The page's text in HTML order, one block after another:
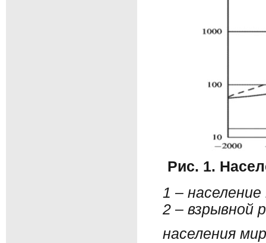
Рис. 1.
1 –
2 – взрывной
населения